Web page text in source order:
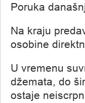
Poruka
Na kraju
osobine
U vremenu
džemata, do
ostaje